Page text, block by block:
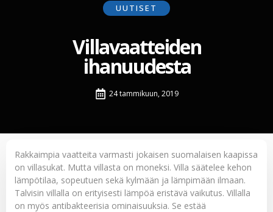
UUTISET
Villavaatteiden
ihanuudesta
24 tammikuun, 2019
Rakkaimpia vaatteita varmasti jokaisen suomalaisen kaapissa
on villasukat. Mutta villasta on moneksi. Villa säätelee kehon
lämpötilaa, sopeutuen sekä kylmään ja lämpimään ilmaan.
Talvisin villalla on erityisesti lämpöä eristävä vaikutus. Villalla
on myös antibakteerisia ominaisuuksia. Se estää